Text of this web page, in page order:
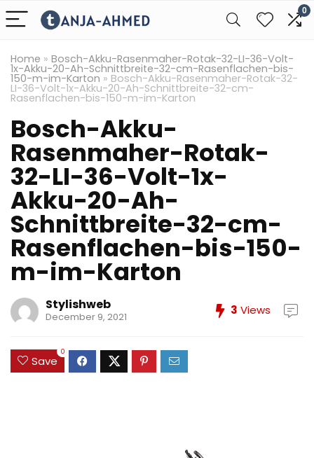
0
Home » Bosch-Akku-Rasenmaher-Rotak-32-LI-36-Volt-
1x-Akku-20-Ah-Schnittbreite-32-cm-Rasenflachen-bis-
150-m-im-Karton » Bosch-Akku-Rasenmaher-Rotak-32-
LI-36-Volt-1x-Akku-20-Ah-Schnittbreite-32-cm-
Rasenflachen-bis-150-m-im-Karton
Bosch-Akku-
Rasenmaher-Rotak-
32-LI-36-Volt-1x-
Akku-20-Ah-
Schnittbreite-32-cm-
Rasenflachen-bis-150-
m-im-Karton
Stylishweb
December 9, 2021 3 Views
Save
0